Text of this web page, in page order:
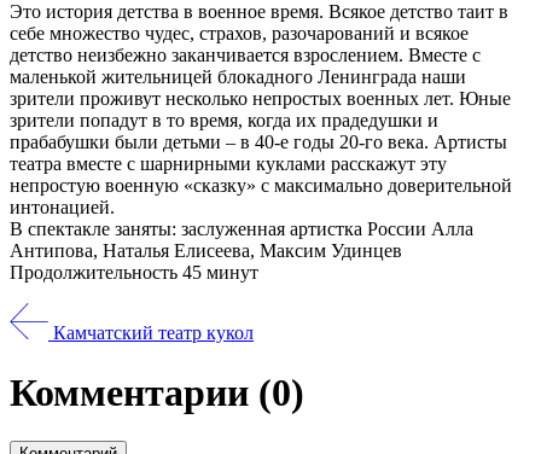
Это история детства в военное время. Всякое детство таит в
себе множество чудес, страхов, разочарований и всякое
детство неизбежно заканчивается взрослением. Вместе с
маленькой жительницей блокадного Ленинграда наши
зрители проживут несколько непростых военных лет. Юные
зрители попадут в то время, когда их прадедушки и
прабабушки были детьми – в 40-е годы 20-го века. Артисты
театра вместе с шарнирными куклами расскажут эту
непростую военную «сказку» с максимально доверительной
интонацией.
В спектакле заняты: заслуженная артистка России Алла
Антипова, Наталья Елисеева, Максим Удинцев
Продолжительность 45 минут
Камчатский театр кукол
Комментарии (0)